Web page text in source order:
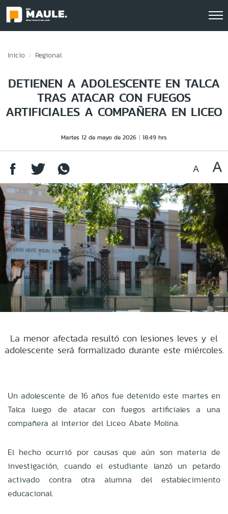
Inicio Regional
DETIENEN A ADOLESCENTE EN TALCA
TRAS ATACAR CON FUEGOS
ARTIFICIALES A COMPAÑERA EN LICEO
Martes 12 de mayo de 2026 18:49 hrs
La menor afectada resultó con lesiones leves y el
adolescente será formalizado durante este miércoles.
Un adolescente de 16 años fue detenido este martes en
Talca luego de atacar con fuegos artificiales a una
compañera al interior del Liceo Abate Molina.
El hecho ocurrió por causas que aún son materia de
investigación, cuando el estudiante lanzó un petardo
activado contra otra alumna del establecimiento
educacional.